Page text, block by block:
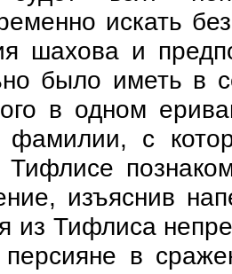
искать
шахова и
было иметь в
в одном
фамилии, с
Тифлисе
изъяснив
из Тифлиса
персияне в